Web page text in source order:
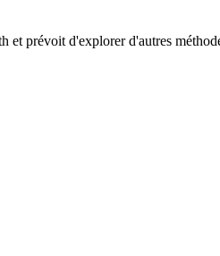
prévoit d'explorer d'autres